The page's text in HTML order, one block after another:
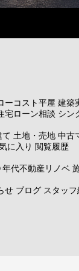
ーコスト平屋 建築
宅ローン相談 シン
て 土地・売地 中古
に入り 閲覧履歴
年代不動産リノベ
せ ブログ スタッ